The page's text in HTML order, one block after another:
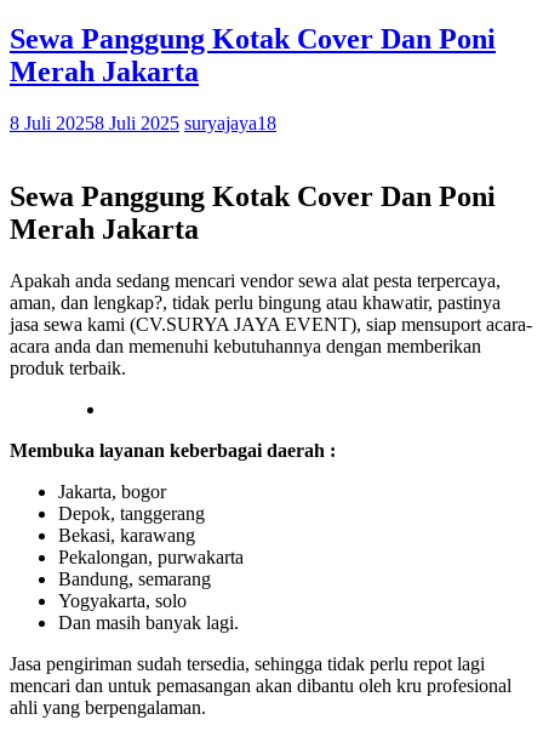
Sewa Panggung Kotak Cover Dan Poni
Merah Jakarta
8 Juli 20258 Juli 2025 suryajaya18
Sewa Panggung Kotak Cover Dan Poni
Merah Jakarta
Apakah anda sedang mencari vendor sewa alat pesta terpercaya,
aman, dan lengkap?, tidak perlu bingung atau khawatir, pastinya
jasa sewa kami (CV.SURYA JAYA EVENT), siap mensuport acara-
acara anda dan memenuhi kebutuhannya dengan memberikan
produk terbaik.
Membuka layanan keberbagai daerah :
Jakarta, bogor
Depok, tanggerang
Bekasi, karawang
Pekalongan, purwakarta
Bandung, semarang
Yogyakarta, solo
Dan masih banyak lagi.
Jasa pengiriman sudah tersedia, sehingga tidak perlu repot lagi
mencari dan untuk pemasangan akan dibantu oleh kru profesional
ahli yang berpengalaman.